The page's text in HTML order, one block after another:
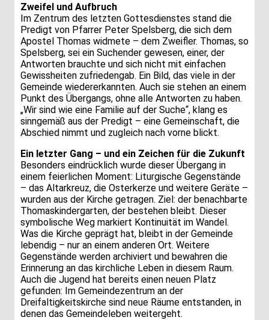
Zweifel und Aufbruch
Im Zentrum des letzten Gottesdienstes stand die
Predigt von Pfarrer Peter Spelsberg, die sich dem
Apostel Thomas widmete – dem Zweifler. Thomas, so
Spelsberg, sei ein Suchender gewesen, einer, der
Antworten brauchte und sich nicht mit einfachen
Gewissheiten zufriedengab. Ein Bild, das viele in der
Gemeinde wiedererkannten. Auch sie stehen an einem
Punkt des Übergangs, ohne alle Antworten zu haben.
„Wir sind wie eine Familie auf der Suche“, klang es
sinngemäß aus der Predigt – eine Gemeinschaft, die
Abschied nimmt und zugleich nach vorne blickt.
Ein letzter Gang – und ein Zeichen für die Zukunft
Besonders eindrücklich wurde dieser Übergang in
einem feierlichen Moment: Liturgische Gegenstände
– das Altarkreuz, die Osterkerze und weitere Geräte –
wurden aus der Kirche getragen. Ziel: der benachbarte
Thomaskindergarten, der bestehen bleibt. Dieser
symbolische Weg markiert Kontinuität im Wandel.
Was die Kirche geprägt hat, bleibt in der Gemeinde
lebendig – nur an einem anderen Ort. Weitere
Gegenstände werden archiviert und bewahren die
Erinnerung an das kirchliche Leben in diesem Raum.
Auch die Jugend hat bereits einen neuen Platz
gefunden: Im Gemeindezentrum an der
Dreifaltigkeitskirche sind neue Räume entstanden, in
denen das Gemeindeleben weitergeht.